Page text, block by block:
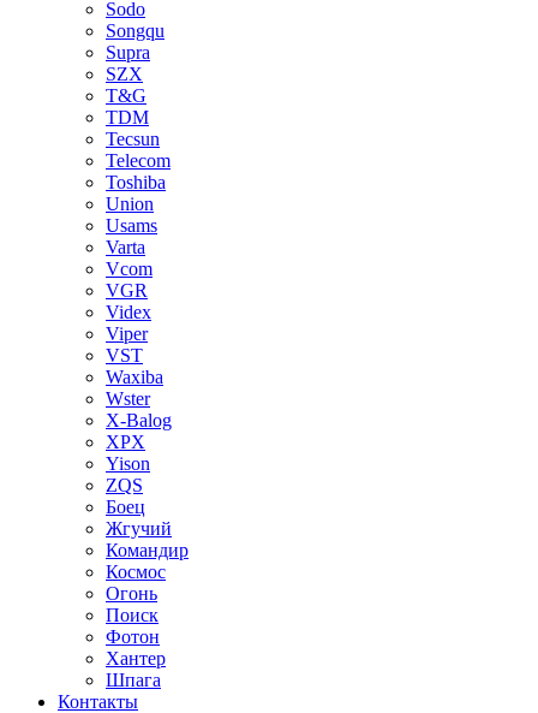
Sodo
Songqu
Supra
SZX
T&G
TDM
Tecsun
Telecom
Toshiba
Union
Usams
Varta
Vcom
VGR
Videx
Viper
VST
Waxiba
Wster
X-Balog
XPX
Yison
ZQS
Боец
Жгучий
Командир
Космос
Огонь
Поиск
Фотон
Хантер
Шпага
Контакты